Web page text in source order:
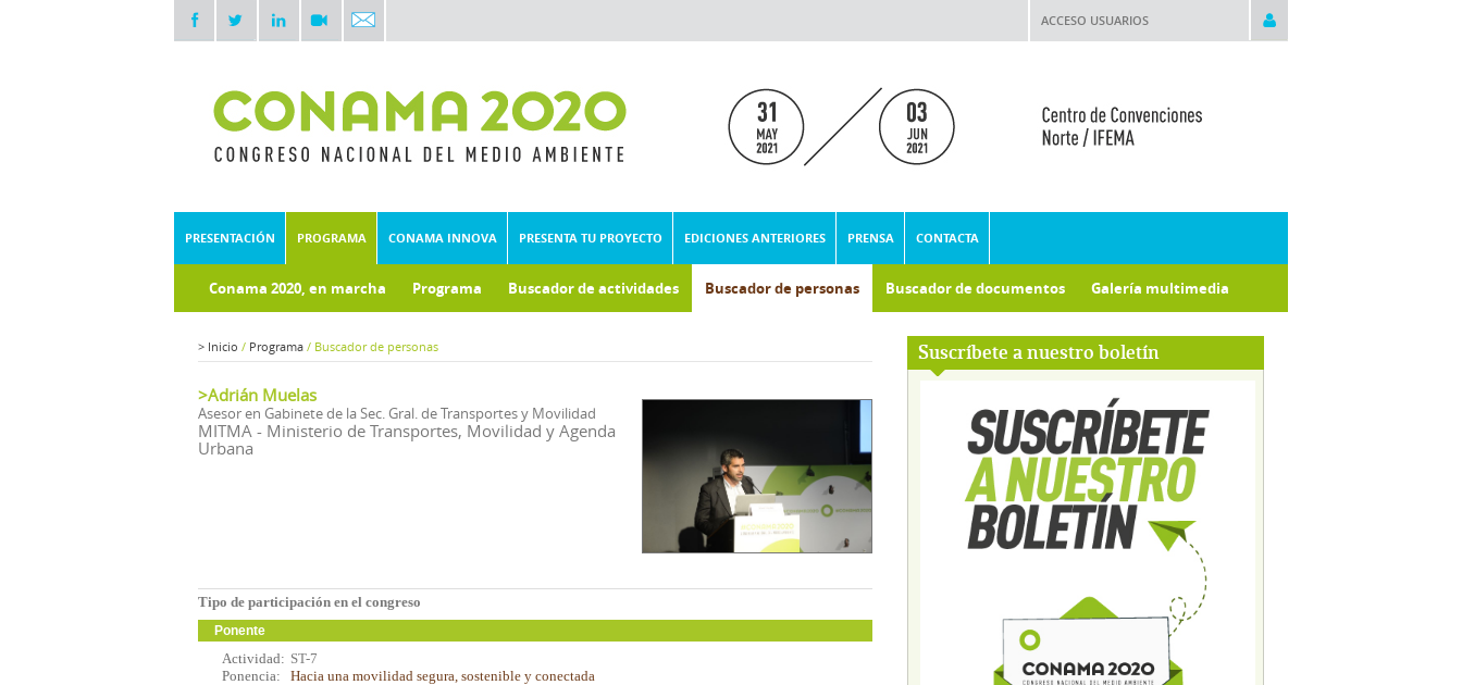
ACCESO USUARIOS
PRESENTACIÓN PROGRAMA CONAMA INNOVA PRESENTA TU PROYECTO EDICIONES ANTERIORES PRENSA CONTACTA
Conama 2020, en marcha Programa Buscador de actividades Buscador de personas Buscador de documentos Galería multimedia
Suscríbete a nuestro boletín
> Inicio / Programa / Buscador de personas
>Adrián Muelas
Asesor en Gabinete de la Sec. Gral. de Transportes y Movilidad
MITMA - Ministerio de Transportes, Movilidad y Agenda
Urbana
Tipo de participación en el congreso
Ponente
Actividad: ST-7
Ponencia:
Hacia una movilidad segura, sostenible y conectada